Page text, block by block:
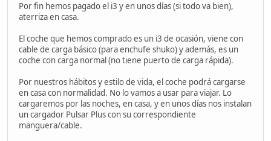
Por fin hemos pagado el i3 y en unos días (si todo va bien),
aterriza en casa.
El coche que hemos comprado es un i3 de ocasión, viene con
cable de carga básico (para enchufe shuko) y además, es un
coche con carga normal (no tiene puerto de carga rápida).
Por nuestros hábitos y estilo de vida, el coche podrá cargarse
en casa con normalidad. No lo vamos a usar para viajar. Lo
cargaremos por las noches, en casa, y en unos días nos instalan
un cargador Pulsar Plus con su correspondiente
manguera/cable.